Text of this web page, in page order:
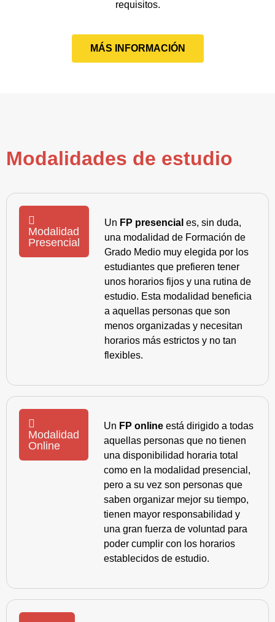
requisitos.
MÁS INFORMACIÓN
Modalidades de estudio
Modalidad
Presencial
Un FP presencial es, sin duda,
una modalidad de Formación de
Grado Medio muy elegida por los
estudiantes que prefieren tener
unos horarios fijos y una rutina de
estudio. Esta modalidad beneficia
a aquellas personas que son
menos organizadas y necesitan
horarios más estrictos y no tan
flexibles.
Modalidad
Online
Un FP online está dirigido a todas
aquellas personas que no tienen
una disponibilidad horaria total
como en la modalidad presencial,
pero a su vez son personas que
saben organizar mejor su tiempo,
tienen mayor responsabilidad y
una gran fuerza de voluntad para
poder cumplir con los horarios
establecidos de estudio.